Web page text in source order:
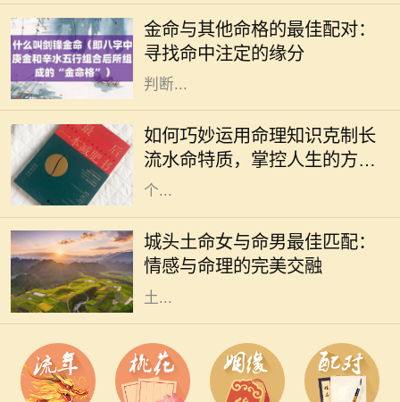
金命与其他命格的最佳配对：
寻找命中注定的缘分
的命运与自然的元素紧密相连。金
命，作为五行之一，象征着坚硬、刚
毅与财富。金命的人通常具有出众的
判断...
如何巧妙运用命理知识克制长
流水命特质，掌控人生的方向
与命运
在中国传统命理学中，长流水命是一
种非常特殊的命格。它象征着无尽的
流动与变化，给人带来灵活多变的特
质。然而，长期处于这种命格之中，
个...
城头土命女与命男最佳匹配：
情感与命理的完美交融
在中华文化中，命理学被视为理解人
生的一种重要工具，尤其是在选择伴
侣时。城头土命的女性因其沉稳、温
和而受到许多人的喜爱。那么，城头
土...